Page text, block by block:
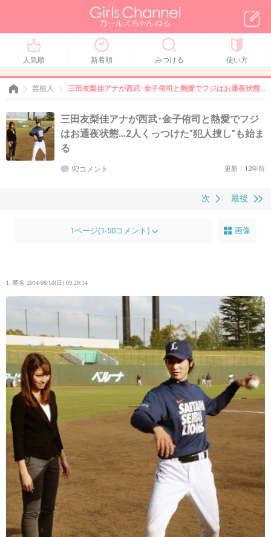
人気順 新着順 みつける 使い方
芸能人 三田友梨佳アナが西武･金子侑司と熱愛でフジはお通夜状態
三田友梨佳アナが西武･金子侑司と熱愛でフジ
はお通夜状態…2人くっつけた"犯人捜し"も始ま
る
92コメント 更新：12年前
最後
次
1ページ(1-50コメント) 画像
1. 匿名 2014/08/10(日) 09:20:14